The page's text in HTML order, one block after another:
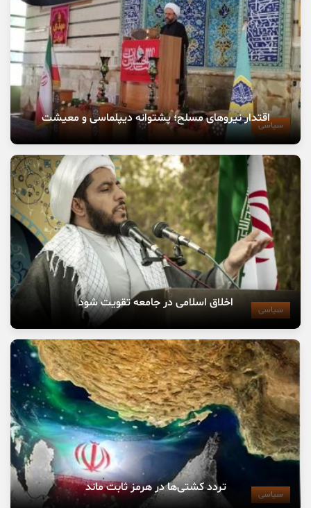
سیاسیاقتدار نیروهای مسلح؛ پشتوانه دیپلماسی و معیشت
سیاسی اخلاق اسلامی در جامعه تقویت شود
سیاسی تردد کشتی‌ها در هرمز ثابت ماند